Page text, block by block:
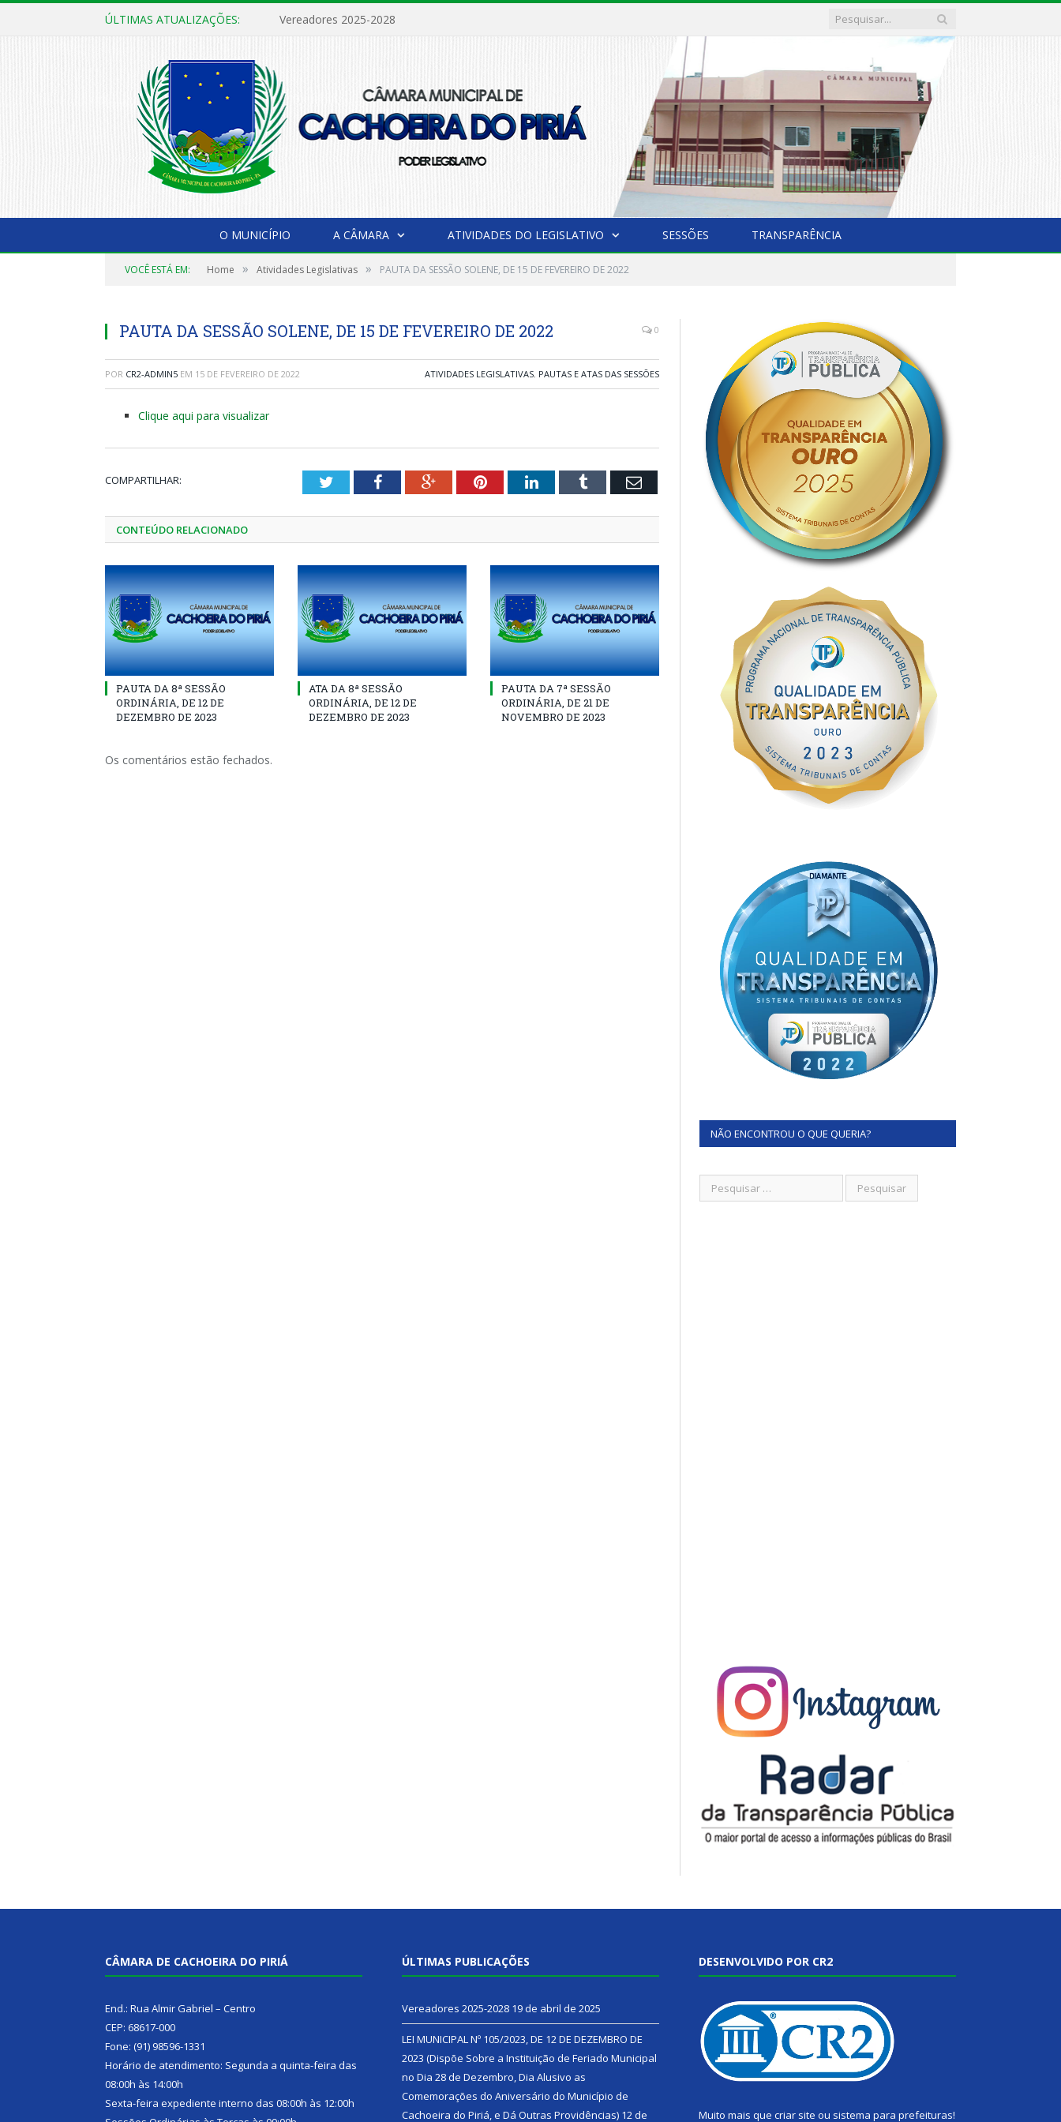
ÚLTIMAS ATUALIZAÇÕES: Vereadores 2025-2028
O MUNICÍPIO A CÂMARA ATIVIDADES DO LEGISLATIVO SESSÕES TRANSPARÊNCIA
VOCÊ ESTÁ EM: Home » Atividades Legislativas » PAUTA DA SESSÃO SOLENE, DE 15 DE FEVEREIRO DE 2022
PAUTA DA SESSÃO SOLENE, DE 15 DE FEVEREIRO DE 2022 0
POR CR2-ADMIN5 EM 15 DE FEVEREIRO DE 2022 ATIVIDADES LEGISLATIVAS, PAUTAS E ATAS DAS SESSÕES
Clique aqui para visualizar
COMPARTILHAR: TwitterFacebookGoogle+PinterestLinkedInTumblr Email
CONTEÚDO RELACIONADO
PAUTA DA 8ª SESSÃO
ORDINÁRIA, DE 12 DE
DEZEMBRO DE 2023
ATA DA 8ª SESSÃO
ORDINÁRIA, DE 12 DE
DEZEMBRO DE 2023
PAUTA DA 7ª SESSÃO
ORDINÁRIA, DE 21 DE
NOVEMBRO DE 2023
Os comentários estão fechados.
NÃO ENCONTROU O QUE QUERIA?
CÂMARA DE CACHOEIRA DO PIRIÁ
End.: Rua Almir Gabriel – Centro
CEP: 68617-000
Fone: (91) 98596-1331
Horário de atendimento: Segunda a quinta-feira das
08:00h às 14:00h
Sexta-feira expediente interno das 08:00h às 12:00h
ÚLTIMAS PUBLICAÇÕES
Vereadores 2025-2028 19 de abril de 2025
LEI MUNICIPAL Nº 105/2023, DE 12 DE DEZEMBRO DE
2023 (Dispõe Sobre a Instituição de Feriado Municipal
no Dia 28 de Dezembro, Dia Alusivo as
Comemorações do Aniversário do Município de
Cachoeira do Piriá, e Dá Outras Providências) 12 de
DESENVOLVIDO POR CR2
Muito mais que criar site ou sistema para prefeituras!